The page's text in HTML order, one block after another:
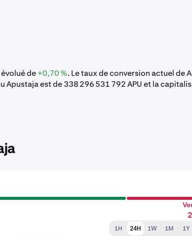
de+0,70 %. Le taux de conversion actuel de
Apustaja est de 338 296 531 792 APU et la
1H 24H 1W 1M 1Y